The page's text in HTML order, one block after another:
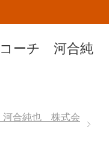
コーチ 河合純
河合純也 株式会